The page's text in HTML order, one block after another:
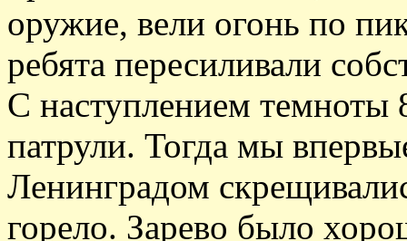
оружие, вели огонь по
ребята пересиливали
С наступлением темноты
патрули. Тогда мы
Ленинградом
горело. Зарево было